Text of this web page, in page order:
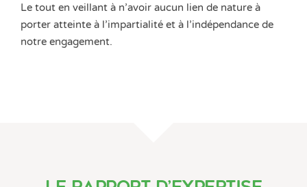
Le tout en veillant à n’avoir aucun lien de nature à
porter atteinte à l’impartialité et à l’indépendance de
notre engagement.